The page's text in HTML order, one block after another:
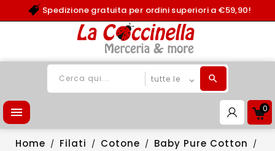
Spedizione gratuita per ordini superiori a €59,90!
 0
Home Filati Cotone
Baby Pure Cotton